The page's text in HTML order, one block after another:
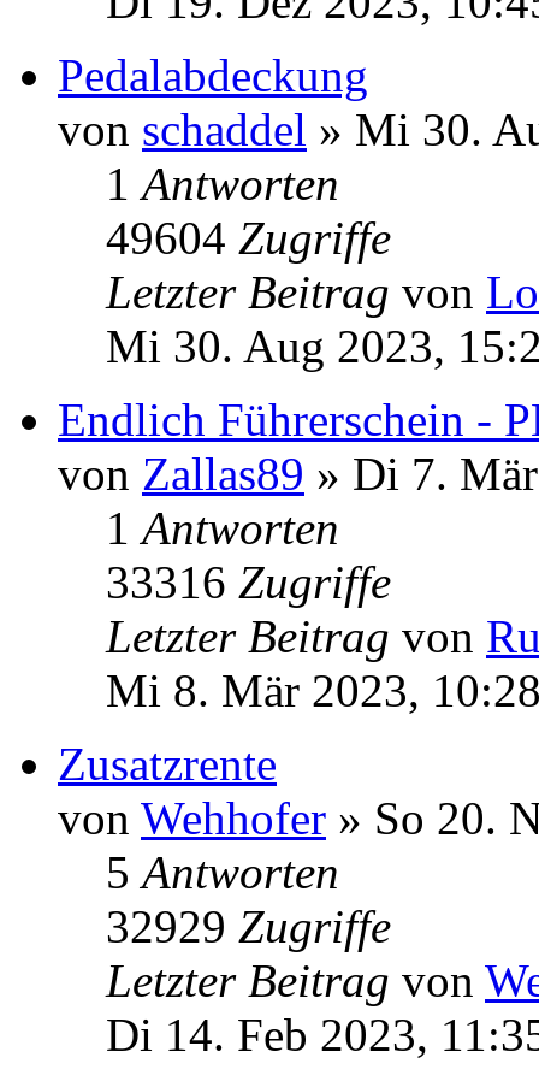
Pedalabdeckung
von schaddel » Mi 30.
1Antworten
49604 Zugriffe
Letzter Beitrag von
Mi 30. Aug 2023,
Endlich Führerschein -
von Zallas89 » Di 7.
1Antworten
33316 Zugriffe
Letzter Beitrag von
Mi 8. Mär 2023,
Zusatzrente
von Wehhofer » So 20.
5Antworten
32929 Zugriffe
Letzter Beitrag von
Di 14. Feb 2023,